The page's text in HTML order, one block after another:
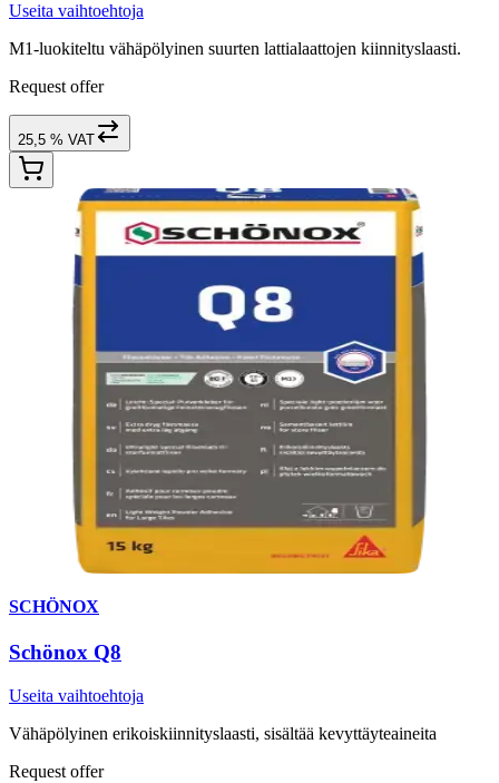
Useita vaihtoehtoja
M1-luokiteltu vähäpölyinen suurten lattialaattojen kiinnityslaasti.
Request offer
25,5 % VAT
SCHÖNOX
Schönox Q8
Useita vaihtoehtoja
Vähäpölyinen erikoiskiinnityslaasti, sisältää kevyttäyteaineita
Request offer